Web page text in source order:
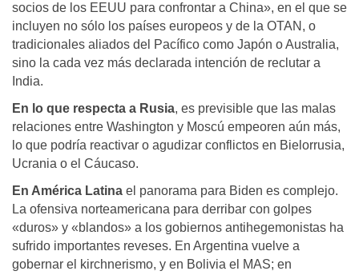
socios de los EEUU para confrontar a China», en el que se
incluyen no sólo los países europeos y de la OTAN, o
tradicionales aliados del Pacífico como Japón o Australia,
sino la cada vez más declarada intención de reclutar a
India.
En lo que respecta a Rusia, es previsible que las malas
relaciones entre Washington y Moscú empeoren aún más,
lo que podría reactivar o agudizar conflictos en Bielorrusia,
Ucrania o el Cáucaso.
En América Latina el panorama para Biden es complejo.
La ofensiva norteamericana para derribar con golpes
«duros» y «blandos» a los gobiernos antihegemonistas ha
sufrido importantes reveses. En Argentina vuelve a
gobernar el kirchnerismo, y en Bolivia el MAS; en